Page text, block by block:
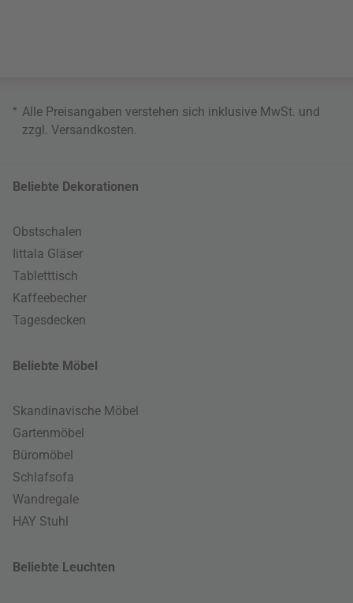
* Alle Preisangaben verstehen sich inklusive MwSt. und
zzgl. Versandkosten
Beliebte Dekorationen
Obstschalen
Iittala Gläser
Tabletttisch
Kaffeebecher
Tagesdecken
Beliebte Möbel
Skandinavische Möbel
Gartenmöbel
Büromöbel
Schlafsofa
Wandregale
HAY Stuhl
Beliebte Leuchten